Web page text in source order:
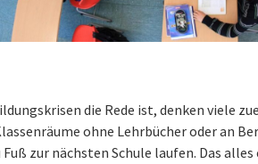
die Rede ist, denken viele
ohne Lehrbücher oder an
zur nächsten Schule laufen. Das